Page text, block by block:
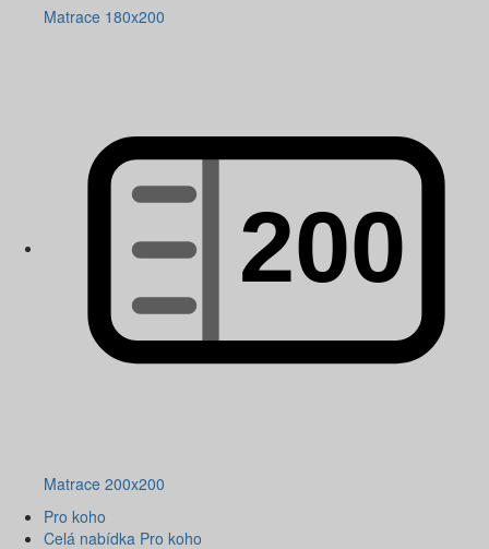
Matrace 180x200
Matrace 200x200
Pro koho
Celá nabídka Pro koho